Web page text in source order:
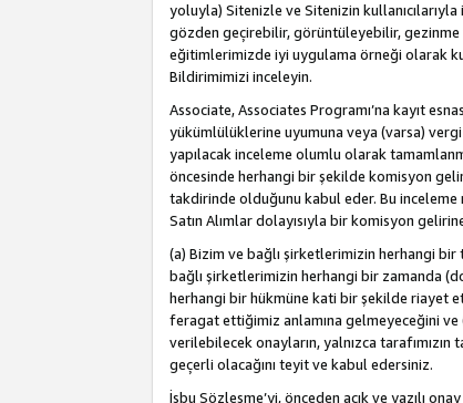
yoluyla) Sitenizle ve Sitenizin
gözden geçirebilir, görüntüleyebilir, gezinme
eğitimlerimizde iyi uygulama örneği olarak
Bildirimimizi inceleyin.
Associate, Associates Programı’na kayıt
yükümlülüklerine uyumuna veya (varsa)
yapılacak inceleme olumlu olarak
öncesinde herhangi bir şekilde komisyon
takdirinde olduğunu kabul eder. Bu inceleme
Satın Alımlar dolayısıyla bir komisyon
(a) Bizim ve bağlı şirketlerimizin herhangi
bağlı şirketlerimizin herhangi bir zamanda
herhangi bir hükmüne kati bir şekilde riayet
feragat ettiğimiz anlamına gelmeyeceğini ve
verilebilecek onayların, yalnızca
geçerli olacağını teyit ve kabul edersiniz.
İşbu Sözleşme’yi, önceden açık ve yazılı